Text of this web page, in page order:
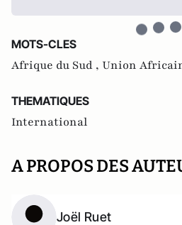
MOTS-CLES
Afrique du Sud , Union
THEMATIQUES
International
A PROPOS DES
Joël Ruet